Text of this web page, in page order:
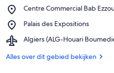
Centre Commercial Bab
Place,
Commercial
Ezzouar
Palais des Expositions
Place,
des
Algiers (ALG-Houari
Airport,
(ALG-
Alles over dit gebied bekijken